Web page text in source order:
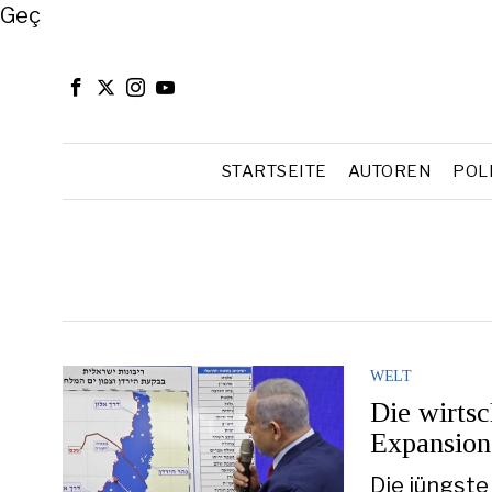
Close
Geç
STARTSEITE AUTOREN
WELT
Die
Expansion
Die